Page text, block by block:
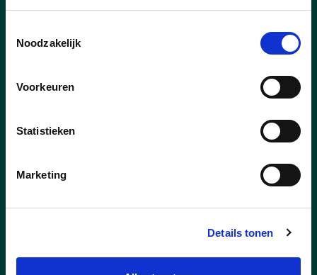
Noodzakelijk
Voorkeuren
Statistieken
Marketing
Details tonen